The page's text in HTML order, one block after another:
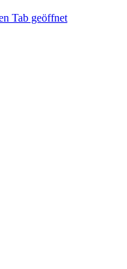
Tab geöffnet